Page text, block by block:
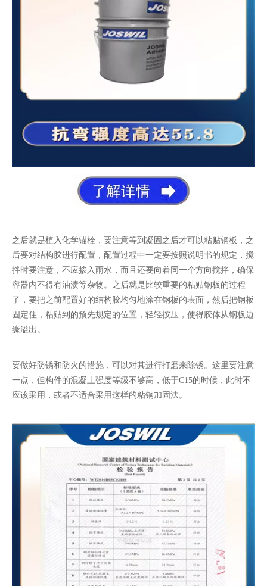
之后就是植入化学锚栓，要注意等到凝固之后才可以粘贴钢板，之
后要对结构胶进行配置，配置过程中一定要按照说明书的规定，搅
拌时要注意，不应掺入雨水，而且还要向着同一个方向搅拌，确保
容器内不得有油渍等杂物。之后就是比较重要的粘贴钢板的过程
了，要把之前配置好的结构胶均匀地涂在钢板的表面，然后把钢板
固定住，粘贴到的预先规定的位置，轻轻按压，使得胶体从钢板边
缘溢出。
要做好防锈和防火的措施，可以对其进行打磨来除锈。这里要注意
一点，但构件的混凝土强度等级不够高，低于C15的时候，此时不
应该采用，或者不适合采用这样的粘钢加固法。